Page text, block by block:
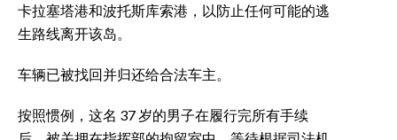
STORE
卡拉塞塔港和波托斯库索港，以防止任何可能的逃
生路线离开该岛。
车辆已被找回并归还给合法车主。
按照惯例，这名 37 岁的男子在履行完所有手续